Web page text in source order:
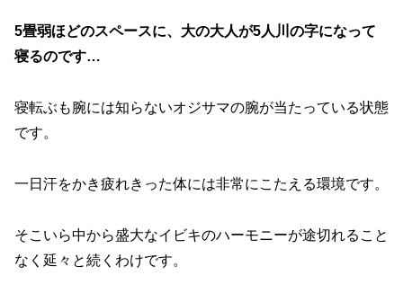
5畳弱ほどのスペースに、大の大人が5人川の字になって
寝るのです…
寝転ぶも腕には知らないオジサマの腕が当たっている状態
です。
一日汗をかき疲れきった体には非常にこたえる環境です。
そこいら中から盛大なイビキのハーモニーが途切れること
なく延々と続くわけです。